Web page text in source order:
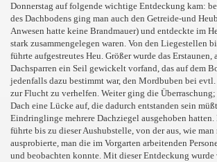
Donnerstag auf folgende wichtige Entdeckung kam:
des Dachbodens ging man auch den Getreide-und
Anwesen hatte keine Brandmauer) und entdeckte im
stark zusammengelegen waren. Von den Liegestellen
führte aufgestreutes Heu. Größer wurde das Erstaunen,
Dachsparren ein Seil gewickelt vorfand, das auf dem
jedenfalls dazu bestimmt war, den Mordbuben bei
zur Flucht zu verhelfen. Weiter ging die
Dach eine Lücke auf, die dadurch entstanden sein
Eindringlinge mehrere Dachziegel ausgehoben hatten.
führte bis zu dieser Aushubstelle, von der aus, wie
ausprobierte, man die im Vorgarten arbeitenden
und beobachten konnte. Mit dieser Entdeckung wurde